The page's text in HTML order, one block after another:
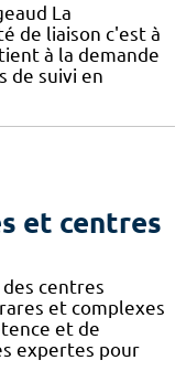
La
de liaison c'est à
à la demande
de suivi en
et centres
centres
et complexes
et de
expertes pour